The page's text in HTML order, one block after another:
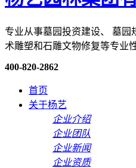
专业从事墓园投资建设、 墓园
术雕塑和石雕文物修复等专业
400-820-2862
首页
关于杨艺
企业介绍
企业团队
企业新闻
企业资质